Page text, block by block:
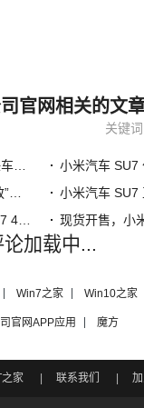
官网相关的文
关键
论加载中...
Win7之家 Win10之家
官网APP应用 魔方
家 联系我们